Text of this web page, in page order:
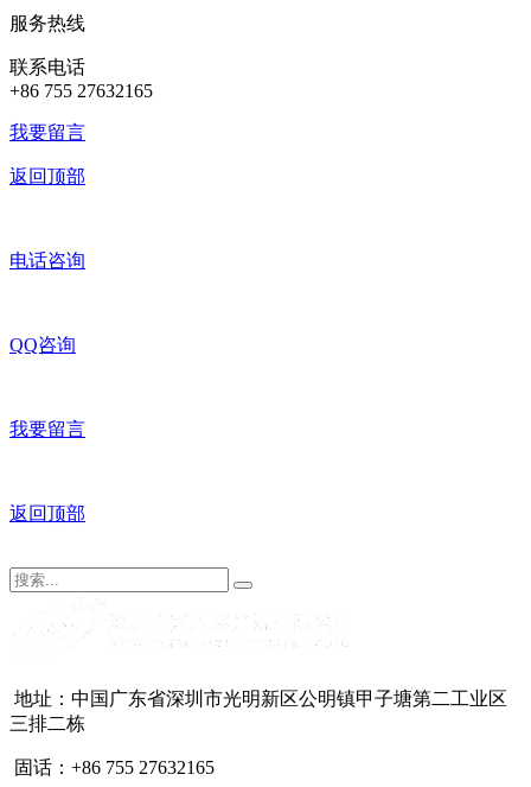
服务热线
联系电话
+86 755 27632165
我要留言
返回顶部
电话咨询
QQ咨询
我要留言
返回顶部
地址：中国广东省深圳市光明新区公明镇甲子塘第二工业区
三排二栋
固话：+86 755 27632165